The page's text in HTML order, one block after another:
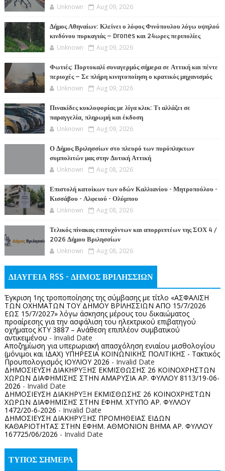
Unknown Aug 09, 2026
Δήμος Αθηναίων: Κλείνει ο λόφος Φινόπουλου λόγω υψηλού
κινδύνου πυρκαγιάς – Drones και 24ωρες περιπολίες
Unknown Aug 09, 2026
Φωτιές: Πορτοκαλί συναγερμός σήμερα σε Αττική και πέντε
περιοχές – Σε πλήρη κινητοποίηση ο κρατικός μηχανισμός
Unknown Aug 09, 2026
Πινακίδες κυκλοφορίας με λίγα κλικ: Τι αλλάζει σε
παραγγελία, πληρωμή και έκδοση
Unknown Aug 09, 2026
Ο Δήμος Βριλησσίων στο πλευρό των πυρόπληκτων
συμπολιτών μας στην Δυτική Αττική
Unknown Aug 08, 2026
Επιστολή κατοίκων των οδών Καλλιανίου - Μητροπούλου -
Κισσάβου - Αλφειού - Ολύμπου
Unknown Aug 08, 2026
Τελικός πίνακας επιτυχόντων και απορριπτέων της ΣΟΧ 4 /
2026 Δήμου Βριλησσίων
Unknown Aug 08, 2026
ΔΙΑΥΓΕΙΑ RSS - ΔΗΜΟΣ ΒΡΙΛΗΣΣΙΩΝ
Έγκριση 1ης τροποποίησης της σύμβασης με τίτλο «ΑΣΦΑΛΙΣΗ
ΤΩΝ ΟΧΗΜΑΤΩΝ ΤΟΥ ΔΗΜΟΥ ΒΡΙΛΗΣΣΙΩΝ ΑΠΟ 15/7/2026
ΕΩΣ 15/7/2027» λόγω άσκησης μέρους του δικαιώματος
προαίρεσης για την ασφάλιση του ηλεκτρικού επιβατηγού
οχήματος ΚΤΥ 3887 – Ανάθεση επιπλέον συμβατικού
αντικειμένου - Invalid Date
Αποζημίωση για υπερωριακή απασχόληση ενιαίου μισθολογίου
(μόνιμοι και ΙΔΑΧ) ΥΠΗΡΕΣΙΑ ΚΟΙΝΩΝΙΚΗΣ ΠΟΛΙΤΙΚΗΣ - Τακτικός
Προυπολογισμός ΙΟΥΛΙΟΥ 2026 - Invalid Date
ΔΗΜΟΣΙΕΥΣΗ ΔΙΑΚΗΡΥΞΗΣ ΕΚΜΙΣΘΩΣΗΣ 26 ΚΟΙΝΟΧΡΗΣΤΩΝ
ΧΩΡΩΝ ΔΙΑΦΗΜΙΣΗΣ ΣΤΗΝ ΑΜΑΡΥΣΙΑ ΑΡ. ΦΥΛΛΟΥ 8113/19-06-
2026 - Invalid Date
ΔΗΜΟΣΙΕΥΣΗ ΔΙΑΚΗΡΥΞΗ ΕΚΜΙΣΘΩΣΗΣ 26 ΚΟΙΝΟΧΡΗΣΤΩΝ
ΧΩΡΩΝ ΔΙΑΦΗΜΙΣΗΣ ΣΤΗΝ ΕΦΗΜ. ΧΤΥΠΟ ΑΡ. ΦΥΛΛΟΥ
1472/20-6-2026 - Invalid Date
ΔΗΜΟΣΙΕΥΣΗ ΔΙΑΚΗΡΥΞΗΣ ΠΡΟΜΗΘΕΙΑΣ ΕΙΔΩΝ
ΚΑΘΑΡΙΟΤΗΤΑΣ ΣΤΗΝ ΕΦΗΜ. ΑΘΜΟΝΙΟΝ ΒΗΜΑ ΑΡ. ΦΥΛΛΟΥ
167725/06/2026 - Invalid Date
ΤΥΠΟΣ ΣΗΜΕΡΑ